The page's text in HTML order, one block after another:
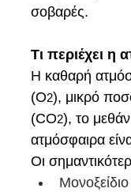
σοβαρές.
Τι περιέχει η
Η καθαρή
(Ο2), μικρό
(CO2), το
ατμόσφαιρα
Οι